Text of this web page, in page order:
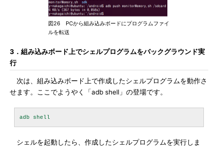
図26 PCから組み込みボードにプログラムファイ
ルを転送
3．組み込みボード上でシェルプログラムをバックグラウンド実
行
次は、組み込みボード上で作成したシェルプログラムを動作さ
せます。ここでようやく「adb shell」の登場です。
シェルを起動したら、作成したシェルプログラムを実行しま